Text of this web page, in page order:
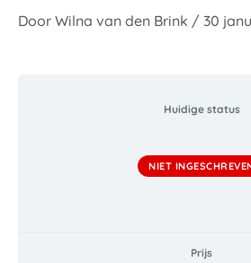
Door Wilna van den Brink / 30
Huidige status
NIET
Prijs